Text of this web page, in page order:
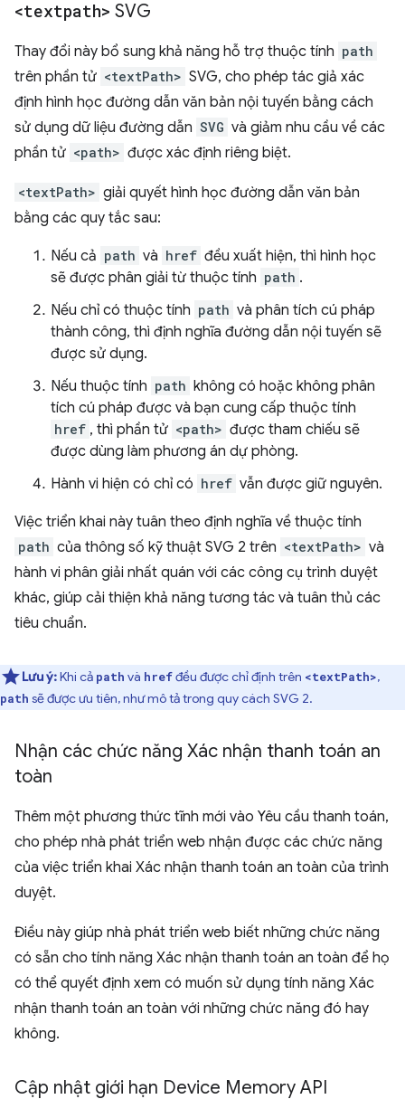
<textpath> SVG
Thay đổi này bổ sung khả năng hỗ trợ thuộc tính path
trên phần tử <textPath> SVG, cho phép tác giả xác
định hình học đường dẫn văn bản nội tuyến bằng cách
sử dụng dữ liệu đường dẫn SVG và giảm nhu cầu về các
phần tử <path> được xác định riêng biệt.
<textPath> giải quyết hình học đường dẫn văn bản
bằng các quy tắc sau:
Nếu cả path và href đều xuất hiện, thì hình học
sẽ được phân giải từ thuộc tính path .
Nếu chỉ có thuộc tính path và phân tích cú pháp
thành công, thì định nghĩa đường dẫn nội tuyến sẽ
được sử dụng.
Nếu thuộc tính path không có hoặc không phân
tích cú pháp được và bạn cung cấp thuộc tính
href , thì phần tử <path> được tham chiếu sẽ
được dùng làm phương án dự phòng.
Hành vi hiện có chỉ có href vẫn được giữ nguyên.
Việc triển khai này tuân theo định nghĩa về thuộc tính
path của thông số kỹ thuật SVG 2 trên <textPath> và
hành vi phân giải nhất quán với các công cụ trình duyệt
khác, giúp cải thiện khả năng tương tác và tuân thủ các
tiêu chuẩn.
Lưu ý:Khi cả path và hrefđều được chỉ định trên <textPath>,
path sẽ được ưu tiên, như mô tả trong quy cách SVG 2.
Nhận các chức năng Xác nhận thanh toán an
toàn
Thêm một phương thức tĩnh mới vào Yêu cầu thanh toán,
cho phép nhà phát triển web nhận được các chức năng
của việc triển khai Xác nhận thanh toán an toàn của trình
duyệt.
Điều này giúp nhà phát triển web biết những chức năng
có sẵn cho tính năng Xác nhận thanh toán an toàn để họ
có thể quyết định xem có muốn sử dụng tính năng Xác
nhận thanh toán an toàn với những chức năng đó hay
không.
Cập nhật giới hạn Device Memory API